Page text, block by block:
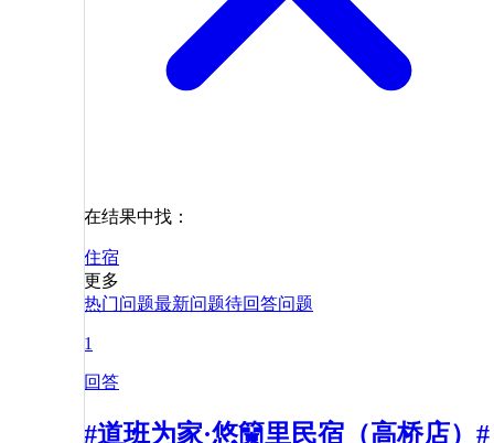
在结果中找：
住宿
更多
热门问题最新问题待回答问题
1
回答
#道班为家·悠籣里民宿（高桥店）#